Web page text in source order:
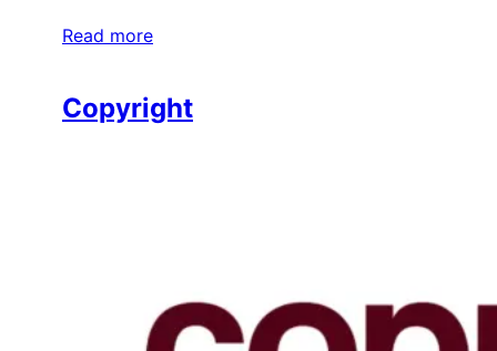
Read more
Copyright